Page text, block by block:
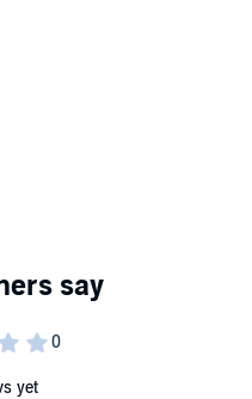
happé dans un suspense
classé au premier rang des
cinéma à deux reprises.
yet